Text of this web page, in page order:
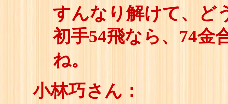
すんなり解けて、ど
初手54飛なら、74金
ね。
小林巧さん：